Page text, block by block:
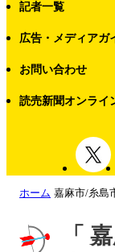
記者一覧
広告・メディアガ
お問い合わせ
読売新聞オンライ
ホーム 嘉麻市/糸島
「